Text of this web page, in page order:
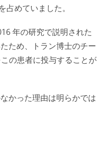
占めていました。
年の研究で説明された
ため、トラン博士のチー
の患者に投与することが
かった理由は明らかでは